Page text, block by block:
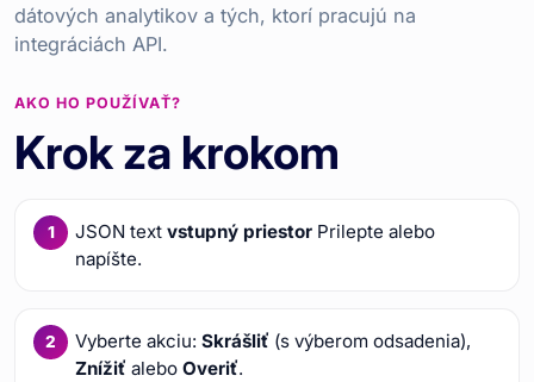
dátových analytikov a tých, ktorí pracujú na
integráciách API.
AKO HO POUŽÍVAŤ?
Krok za krokom
JSON text vstupný priestorPrilepte alebo
napíšte.
Vyberte akciu: Skrášliť (s výberom odsadenia),
Znížiť alebo Overiť.